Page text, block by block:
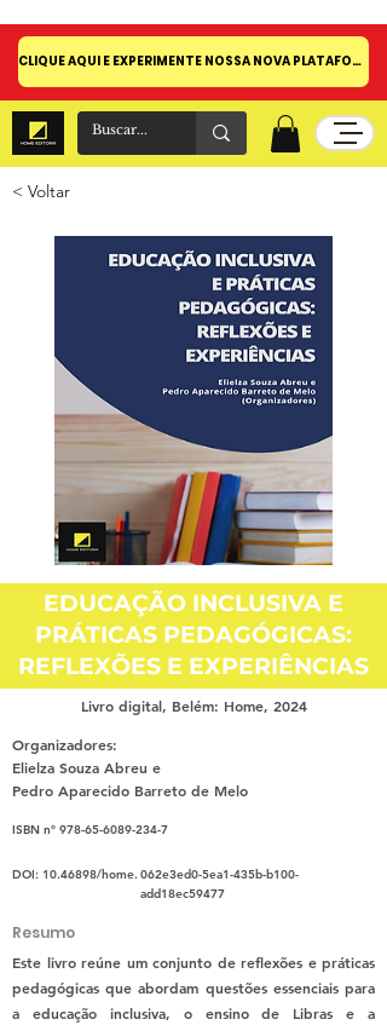
CLIQUE AQUI E EXPERIMENTE NOSSA NOVA PLATAFORMA!
< Voltar
EDUCAÇÃO INCLUSIVA E
PRÁTICAS PEDAGÓGICAS:
REFLEXÕES E EXPERIÊNCIAS
Livro digital, Belém: Home, 2024
Organizadores:
Elielza Souza Abreu e
Pedro Aparecido Barreto de Melo
ISBN nº 978-65-6089-234-7
DOI: 10.46898/home.062e3ed0-5ea1-435b-b100-
add18ec59477
Resumo
Este livro reúne um conjunto de reflexões e práticas
pedagógicas que abordam questões essenciais para
a educação inclusiva, o ensino de Libras e a